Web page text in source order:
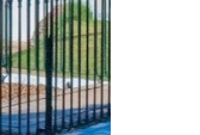
FUTURO